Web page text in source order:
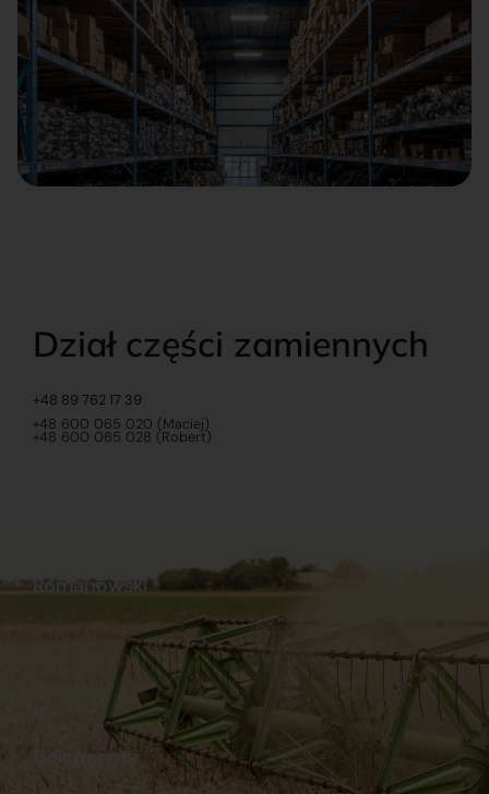
Dział części zamiennych
+48 89 762 17 39
+48 600 065 020 (Maciej)
+48 600 065 028 (Robert)
Dokumenty
Romanowski
Sklep internetowy
Praca
Ubezpieczenia